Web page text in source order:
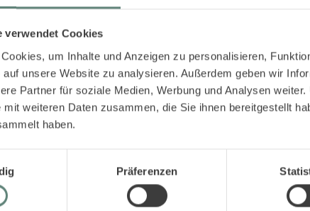
verwendet Cookies
um Inhalte und Anzeigen zu personalisieren,
auf unsere Website zu analysieren. Außerdem geben wir
Partner für soziale Medien, Werbung und Analysen
mit weiteren Daten zusammen, die Sie ihnen bereitgestellt
haben.
Präferenzen